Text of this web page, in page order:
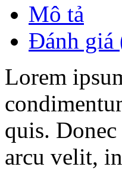
Mô tả
Đánh giá
Lorem
quis.
arcu velit,